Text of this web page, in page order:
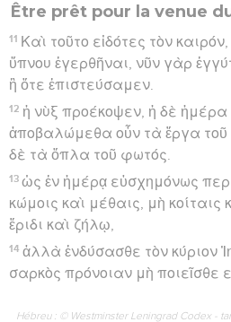
Être prêt pour la venue
11 Καὶ τοῦτο εἰδότες τὸν
ὕπνου ἐγερθῆναι, νῦν γὰρ
ἢ ὅτε ἐπιστεύσαμεν.
12 ἡ νὺξ προέκοψεν, ἡ δὲ ἡμέρα
ἀποβαλώμεθα οὖν τὰ ἔργα τοῦ
δὲ τὰ ὅπλα τοῦ φωτός.
13 ὡς ἐν ἡμέρᾳ εὐσχημόνως
κώμοις καὶ μέθαις, μὴ κοίταις
ἔριδι καὶ ζήλῳ,
14 ἀλλὰ ἐνδύσασθε τὸν κύριον
σαρκὸς πρόνοιαν μὴ ποιεῖσθε
Hébreu : © Westminster Leningrad Codex -